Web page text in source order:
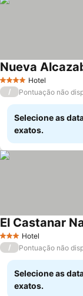
4 EstrelasHotel
Nueva
/ Pontuação não
Selecione as
exatos.
3 EstrelasHotel
El Castanar
/ Pontuação não
Selecione as
exatos.